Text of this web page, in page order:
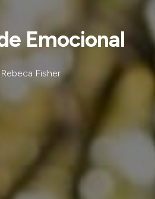
Emocional
Fisher